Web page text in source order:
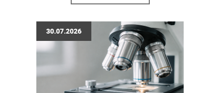
30.07.2026